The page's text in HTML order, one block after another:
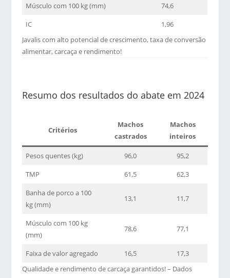
Músculo com 100 kg (mm)
74,6
IC
1,96
Javalis com alto potencial de crescimento, taxa de conversão
alimentar, carcaça e rendimento!
Resumo dos resultados do abate em 2024
Critérios
Machos
castrados
Machos
inteiros
Pesos quentes (kg) 96,0
95,2
TMP
61,5
62,3
Banha de porco a 100
kg (mm)
13,1 11,7
Músculo com 100 kg
(mm)
78,6 77,1
Faixa de valor agregado 16,5
17,3
Qualidade e rendimento de carcaça garantidos! – Dados